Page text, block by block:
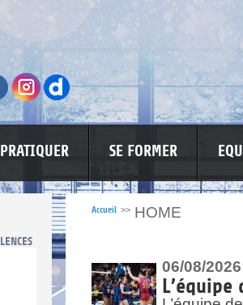
PRATIQUER SE FORMER
MA PETITE SPONSO
Accueil >> HOME
06/08/2026
L’équipe